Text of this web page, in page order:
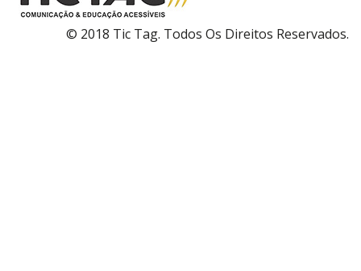
© 2018 Tic Tag. Todos Os Direitos Reservados.